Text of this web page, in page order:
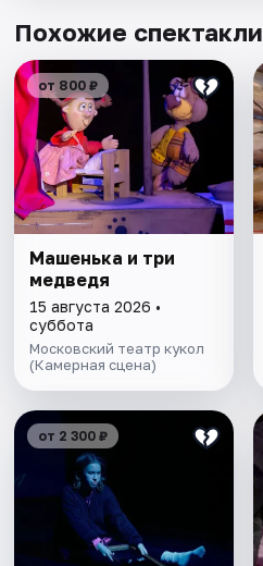
Похожие спектакли
от 800 ₽
Машенька и три
медведя
15 августа 2026 •
суббота
Московский театр кукол
(Камерная сцена)
от 2 300 ₽